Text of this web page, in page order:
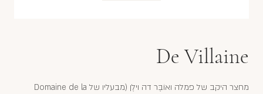
De Villaine
מחצר היקב של פמלה ואוֹבֶּר דה וילֶן (מבעליו של Domaine de la